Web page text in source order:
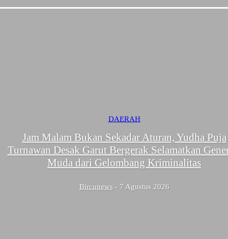
DAERAH
Jam Malam Bukan Sekadar Aturan, Yudha Puja
Turnawan Desak Garut Bergerak Selamatkan
Muda dari Gelombang Kriminalitas
Bircunews - 7 Agustus 2026